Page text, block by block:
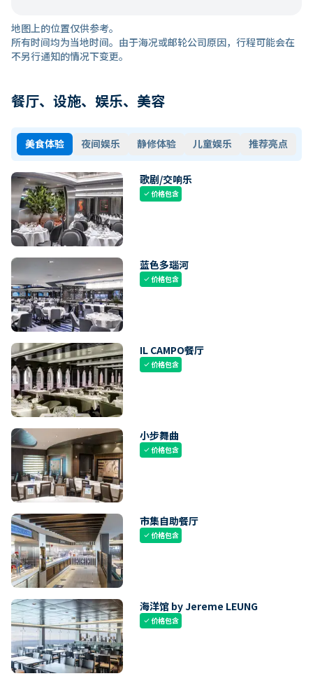
地图上的位置仅供参考。
所有时间均为当地时间。由于海况或邮轮公司原因，行程可能会在
不另行通知的情况下变更。
餐厅、设施、娱乐、美容
美食体验 夜间娱乐 静修体验 儿童娱乐 推荐亮点
歌剧/交响乐
check价格包含
蓝色多瑙河
check价格包含
IL CAMPO餐厅
check价格包含
小步舞曲
check价格包含
市集自助餐厅
check价格包含
海洋馆 by Jereme LEUNG
check价格包含